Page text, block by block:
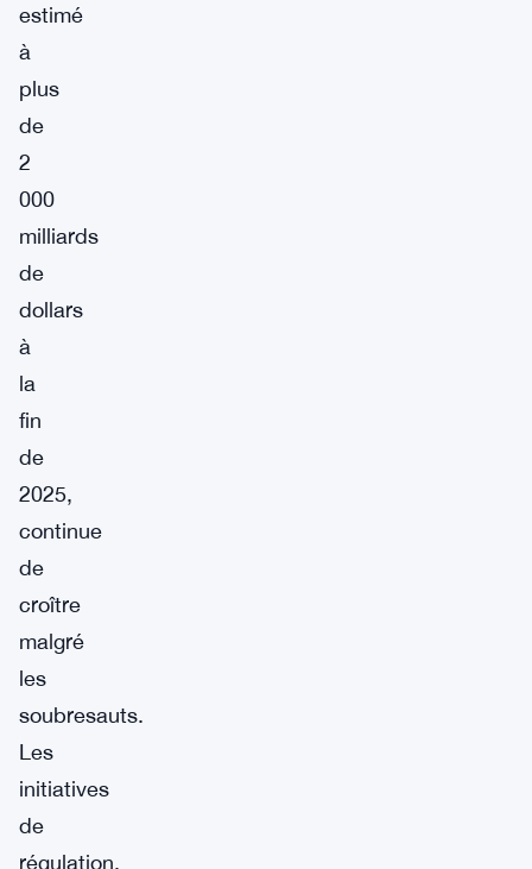
estimé
à
plus
de
2
000
milliards
de
dollars
à
la
fin
de
2025,
continue
de
croître
malgré
les
soubresauts.
Les
initiatives
de
régulation,